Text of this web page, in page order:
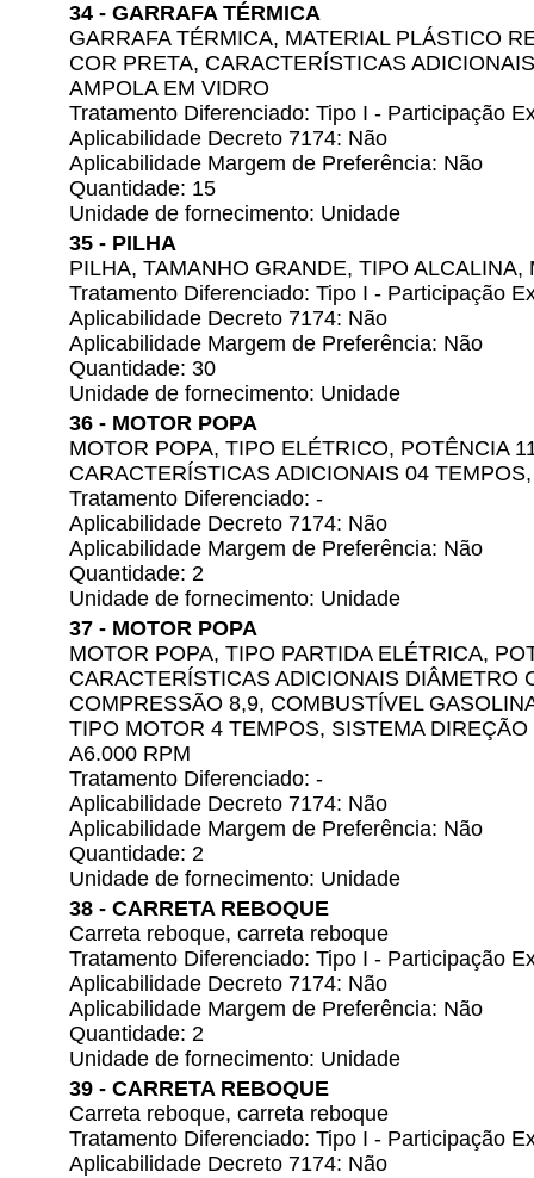
34 - GARRAFA TÉRMICA
GARRAFA TÉRMICA, MATERIAL PLÁSTICO
COR PRETA, CARACTERÍSTICAS
AMPOLA EM VIDRO
Tratamento Diferenciado: Tipo I - Participação
Aplicabilidade Decreto 7174: Não
Aplicabilidade Margem de Preferência: Não
Quantidade: 15
Unidade de fornecimento: Unidade
35 - PILHA
PILHA, TAMANHO GRANDE, TIPO ALCALINA,
Tratamento Diferenciado: Tipo I - Participação
Aplicabilidade Decreto 7174: Não
Aplicabilidade Margem de Preferência: Não
Quantidade: 30
Unidade de fornecimento: Unidade
36 - MOTOR POPA
MOTOR POPA, TIPO ELÉTRICO, POTÊNCIA
CARACTERÍSTICAS ADICIONAIS 04
Tratamento Diferenciado: -
Aplicabilidade Decreto 7174: Não
Aplicabilidade Margem de Preferência: Não
Quantidade: 2
Unidade de fornecimento: Unidade
37 - MOTOR POPA
MOTOR POPA, TIPO PARTIDA ELÉTRICA,
CARACTERÍSTICAS ADICIONAIS DIÂMETRO
COMPRESSÃO 8,9, COMBUSTÍVEL
TIPO MOTOR 4 TEMPOS, SISTEMA
A6.000 RPM
Tratamento Diferenciado: -
Aplicabilidade Decreto 7174: Não
Aplicabilidade Margem de Preferência: Não
Quantidade: 2
Unidade de fornecimento: Unidade
38 - CARRETA REBOQUE
Carreta reboque, carreta reboque
Tratamento Diferenciado: Tipo I - Participação
Aplicabilidade Decreto 7174: Não
Aplicabilidade Margem de Preferência: Não
Quantidade: 2
Unidade de fornecimento: Unidade
39 - CARRETA REBOQUE
Carreta reboque, carreta reboque
Tratamento Diferenciado: Tipo I - Participação
Aplicabilidade Decreto 7174: Não